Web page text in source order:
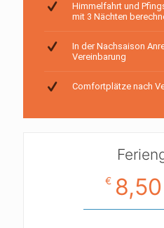
Himmelfahrt und
mit 3 Nächten
In der Nachsaison
Vereinbarung
Comfortplätze nach
€ 8,50